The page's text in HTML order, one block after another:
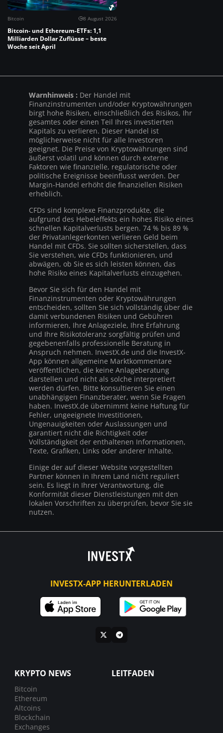
Bitcoin 8 August 2026
Bitcoin- und Ethereum-ETFs: 1,1
Milliarden Dollar Zuflüsse – beste
Woche seit April
Warnhinweis : Der Handel mit
Finanzinstrumenten und/oder Kryptowährungen
birgt hohe Risiken, einschließlich des Risikos, Ihr
gesamtes oder einen Teil Ihres investierten
Kapitals zu verlieren. Dieser Handel ist
möglicherweise nicht für alle Investoren
geeignet. Die Preise von Kryptowährungen sind
äußerst volatil und können durch externe
Faktoren wie finanzielle, regulatorische oder
politische Ereignisse beeinflusst werden. Der
Margin-Handel erhöht die finanziellen Risiken
erheblich.
CFDs sind komplexe Finanzprodukte, die
aufgrund des Hebeleffekts ein hohes Risiko eines
schnellen Kapitalverlusts bergen. 74 % bis 89 %
der Privatanlegerkonten verlieren Geld beim
Handel mit CFDs. Sie sollten sicherstellen, dass
Sie verstehen, wie CFDs funktionieren, und
abwägen, ob Sie es sich leisten können, das
hohe Risiko eines Kapitalverlusts einzugehen.
Bevor Sie sich für den Handel mit
Finanzinstrumenten oder Kryptowährungen
entscheiden, sollten Sie sich vollständig über die
damit verbundenen Risiken und Gebühren
informieren, Ihre Anlageziele, Ihre Erfahrung
und Ihre Risikotoleranz sorgfältig prüfen und
gegebenenfalls professionelle Beratung in
Anspruch nehmen. InvestX.de und die InvestX-
App können allgemeine Marktkommentare
veröffentlichen, die keine Anlageberatung
darstellen und nicht als solche interpretiert
werden dürfen. Bitte konsultieren Sie einen
unabhängigen Finanzberater, wenn Sie Fragen
haben. InvestX.de übernimmt keine Haftung für
Fehler, ungeeignete Investitionen,
Ungenauigkeiten oder Auslassungen und
garantiert nicht die Richtigkeit oder
Vollständigkeit der enthaltenen Informationen,
Texte, Grafiken, Links oder anderer Inhalte.
Einige der auf dieser Website vorgestellten
Partner können in Ihrem Land nicht reguliert
sein. Es liegt in Ihrer Verantwortung, die
Konformität dieser Dienstleistungen mit den
lokalen Vorschriften zu überprüfen, bevor Sie sie
nutzen.
INVESTX-APP HERUNTERLADEN
KRYPTO NEWS
Bitcoin
Ethereum
Altcoins
Blockchain
Exchanges
LEITFADEN